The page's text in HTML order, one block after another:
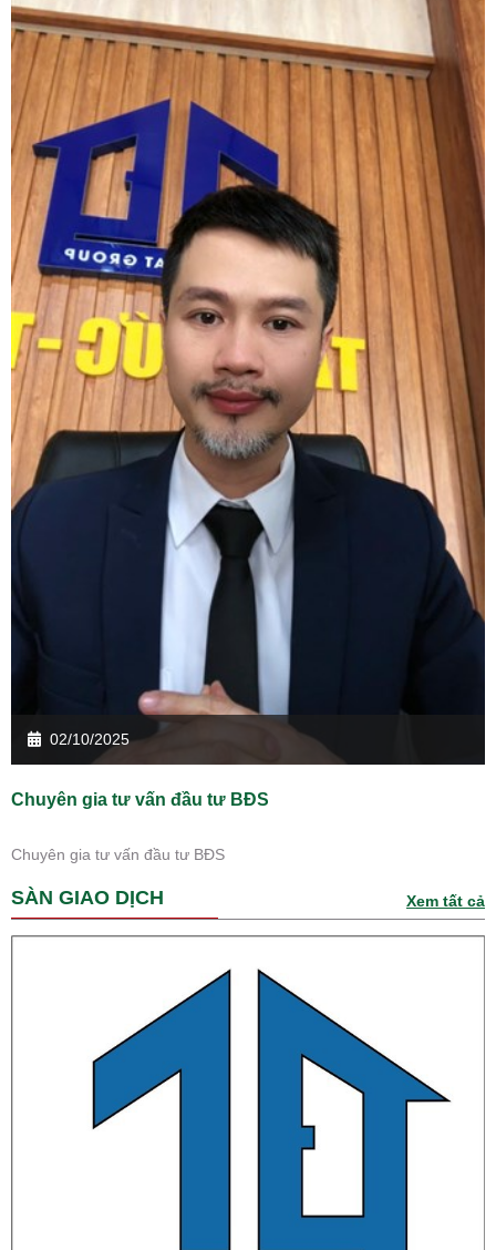
02/10/2025
Chuyên gia tư vấn đầu tư BĐS
Chuyên gia tư vấn đầu tư BĐS
SÀN GIAO DỊCH Xem tất cả